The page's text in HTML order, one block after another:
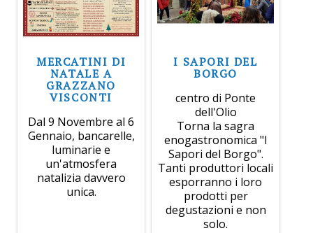
MERCATINI DI
NATALE A
GRAZZANO
VISCONTI
Dal 9 Novembre al 6
Gennaio, bancarelle,
luminarie e
un'atmosfera
natalizia davvero
unica.
I SAPORI DEL
BORGO
centro di Ponte
dell'Olio
Torna la sagra
enogastronomica "I
Sapori del Borgo".
Tanti produttori locali
esporranno i loro
prodotti per
degustazioni e non
solo.